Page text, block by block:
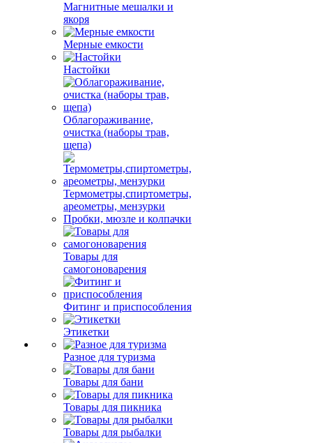
Магнитные мешалки и
якоря
Мерные емкости
Настойки
Облагораживание,
очистка (наборы трав,
щепа)
Термометры,спиртометры,
ареометры, мензурки
Пробки, мюзле и колпачки
Товары для
самогоноварения
Фитинг и приспособления
Этикетки
Разное для туризма
Товары для бани
Товары для пикника
Товары для рыбалки